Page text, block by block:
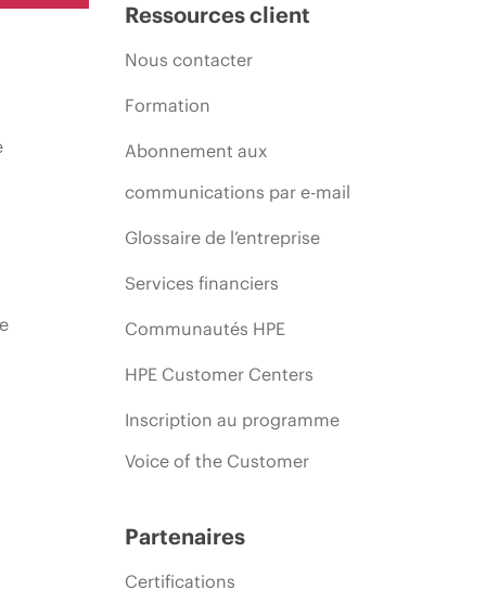
Ressources client
Nous contacter
Formation
Abonnement aux
communications par e-mail
Glossaire de l’entreprise
Services financiers
Communautés HPE
HPE Customer Centers
Inscription au programme
Voice of the Customer
Partenaires
Certifications